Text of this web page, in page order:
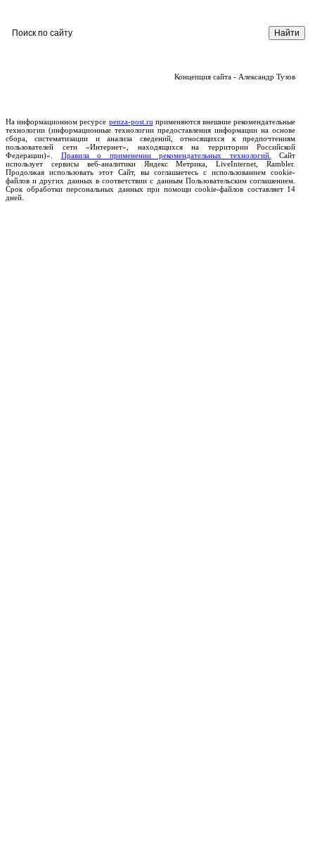
Концепция сайта - Александр Тузов
На информационном ресурсе penza-post.ru применяются внешние рекомендательные
технологии (информационные технологии предоставления информации на основе
сбора, систематизации и анализа сведений, относящихся к предпочтениям
пользователей сети «Интернет», находящихся на территории Российской
Федерации)». Правила о применении рекомендательных технологий.
Сайт
использует сервисы веб-аналитики Яндекс Метрика, LiveInternet, Rambler.
Продолжая использовать этот Сайт, вы соглашаетесь с использованием cookie-
файлов и других данных в соответствии с данным Пользовательским соглашением.
Срок обработки персональных данных при помощи cookie-файлов составляет 14
дней.